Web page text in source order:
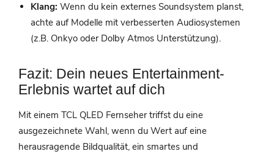
Klang: Wenn du kein externes Soundsystem planst,
achte auf Modelle mit verbesserten Audiosystemen
(z.B. Onkyo oder Dolby Atmos Unterstützung).
Fazit: Dein neues Entertainment-
Erlebnis wartet auf dich
Mit einem TCL QLED Fernseher triffst du eine
ausgezeichnete Wahl, wenn du Wert auf eine
herausragende Bildqualität, ein smartes und